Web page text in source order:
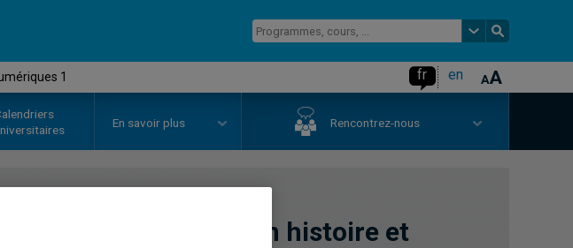
1 fr en
En savoir plus Rencontrez-nous
Activité de synthèse en histoire et